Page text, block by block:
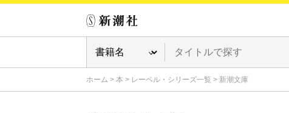
ホーム > 本 > レーベル・シリーズ一覧 > 新潮文庫